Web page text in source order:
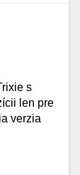
s
len pre
verzia